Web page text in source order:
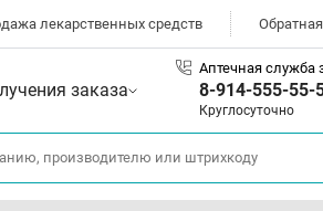
лекарственных средств
заказа
Аптечная служба
8-914-555-55-
Круглосуточно